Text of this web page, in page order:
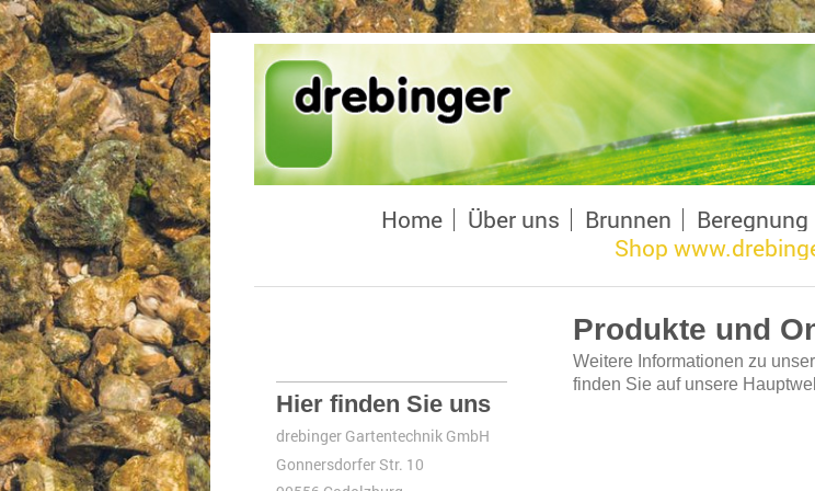
Home Über uns Brunnen Beregnung
Shop
Produkte und
Weitere Informationen zu
finden Sie auf unsere
Hier finden Sie uns
drebinger Gartentechnik GmbH
Gonnersdorfer Str. 10